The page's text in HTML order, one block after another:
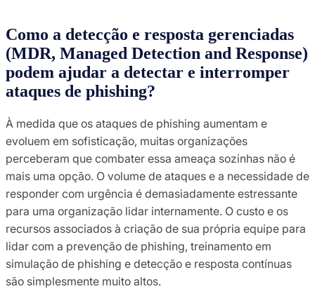
Como a detecção e resposta gerenciadas
(MDR, Managed Detection and Response)
podem ajudar a detectar e interromper
ataques de phishing?
À medida que os ataques de phishing aumentam e
evoluem em sofisticação, muitas organizações
perceberam que combater essa ameaça sozinhas não é
mais uma opção. O volume de ataques e a necessidade de
responder com urgência é demasiadamente estressante
para uma organização lidar internamente. O custo e os
recursos associados à criação de sua própria equipe para
lidar com a prevenção de phishing, treinamento em
simulação de phishing e detecção e resposta contínuas
são simplesmente muito altos.